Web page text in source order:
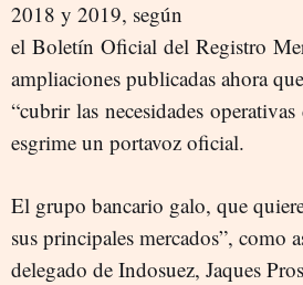
2018 y 2019, según
el Boletín Oficial del Registro
ampliaciones publicadas ahora
“cubrir las necesidades operativas
esgrime un portavoz oficial.
El grupo bancario galo, que
sus principales mercados”, como
delegado de Indosuez, Jaques